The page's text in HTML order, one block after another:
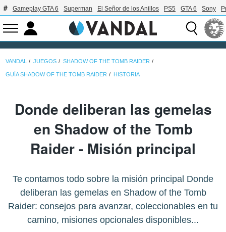
Gameplay GTA 6 Superman El Señor de los Anillos PS5 GTA 6 Sony
VANDAL JUEGOS SHADOW OF THE TOMB RAIDER
GUÍA SHADOW OF THE TOMB RAIDER HISTORIA
Donde deliberan las gemelas
en Shadow of the Tomb
Raider - Misión principal
Te contamos todo sobre la misión principal Donde
deliberan las gemelas en Shadow of the Tomb
Raider: consejos para avanzar, coleccionables en tu
camino, misiones opcionales disponibles...